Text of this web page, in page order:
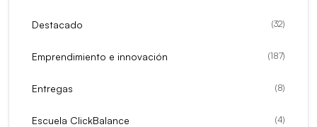
Destacado (32)
Emprendimiento e innovación (187)
Entregas (8)
Escuela ClickBalance (4)